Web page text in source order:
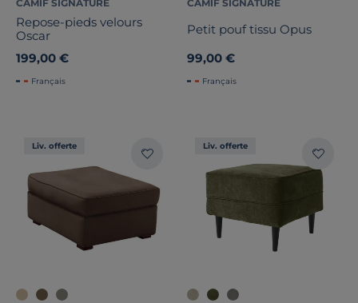
CAMIF SIGNATURE
Repose-pieds velours
Oscar
199,00 €
Français
CAMIF SIGNATURE
Petit pouf tissu Opus
99,00 €
Français
Liv. offerte Liv. offerte